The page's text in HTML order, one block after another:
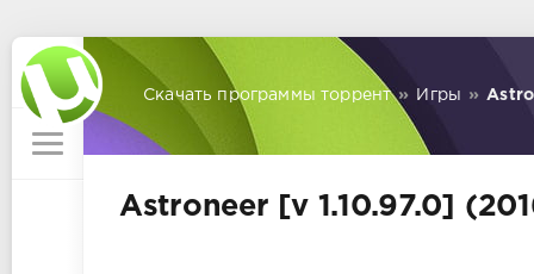
Скачать программы торрент » Игры »
Astroneer [v 1.10.97.0]